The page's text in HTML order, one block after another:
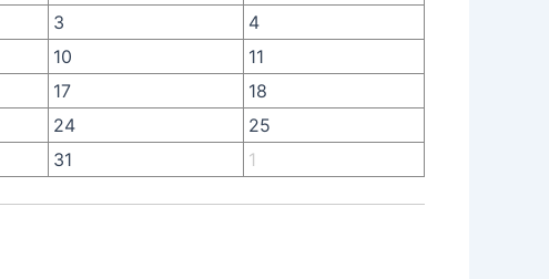
3
4
10
11
17
18
24
25
31 1